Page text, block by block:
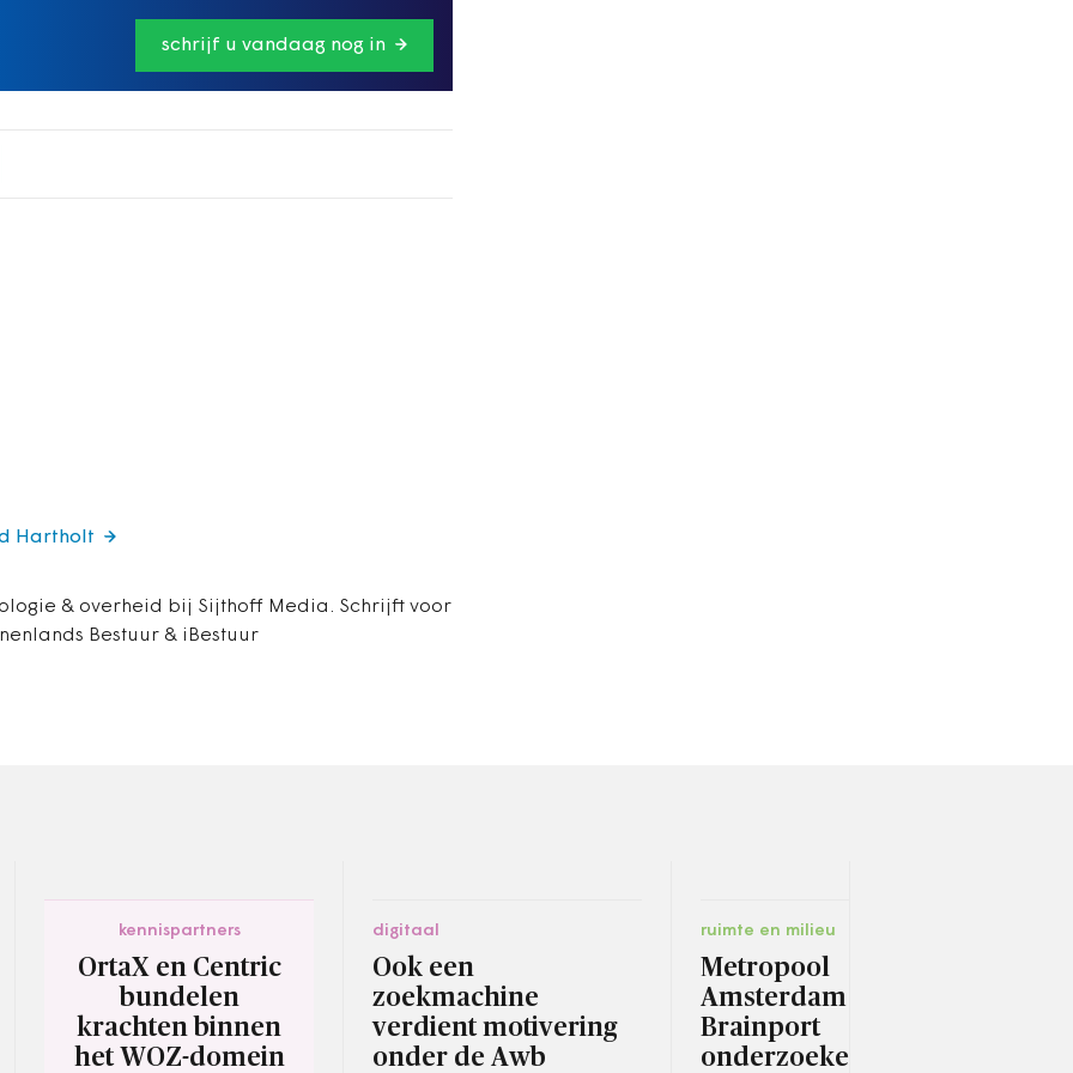
schrijf u vandaag nog in
& overheid bij Sijthoff Media. Schrijft voor
Bestuur & iBestuur
Hartholt
kennispartners
OrtaX en Centric
bundelen
krachten binnen
het WOZ-domein
digitaal
Ook een
zoekmachine
verdient motivering
onder de Awb
ruimte en milieu
Metropool
Amsterdam en
Brainport
onderzoeken